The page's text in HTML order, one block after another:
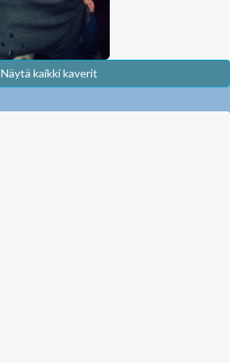
Näytä kaikki kaverit